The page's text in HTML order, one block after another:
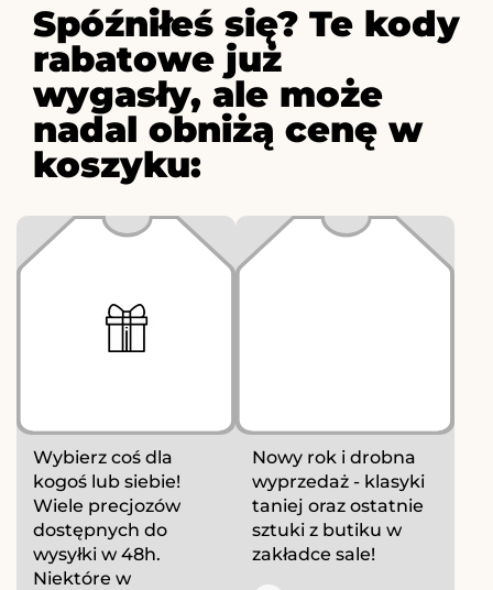
Spóźniłeś się? Te kody
rabatowe już
wygasły, ale może
nadal obniżą cenę w
koszyku:
Wybierz coś dla
kogoś lub siebie!
Wiele precjozów
dostępnych do
wysyłki w 48h.
Niektóre w
Nowy rok i drobna
wyprzedaż - klasyki
taniej oraz ostatnie
sztuki z butiku w
zakładce sale!